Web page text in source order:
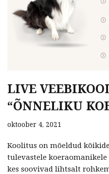
LIVE
“ÕNNELIKU
oktoober 4, 2021
Koolitus on mõeldud
tulevastele
kes soovivad lihtsalt